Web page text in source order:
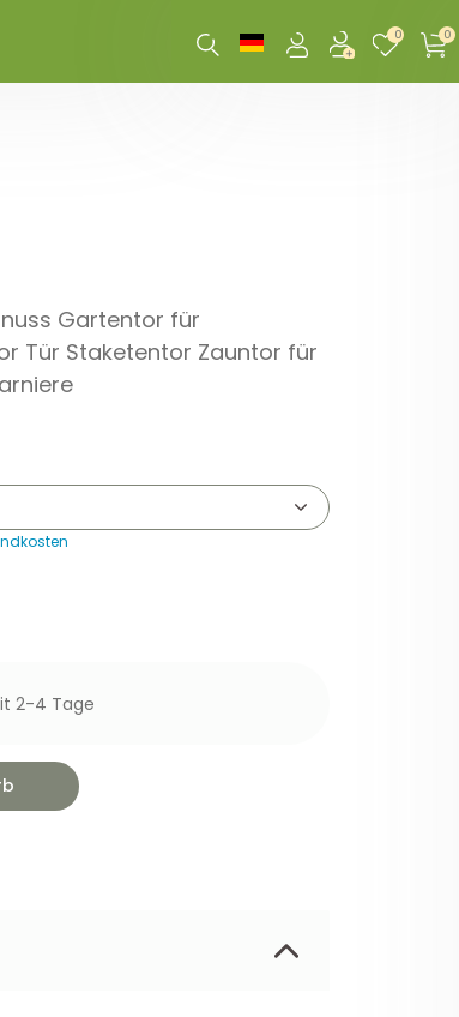
0 0
Gartentor für
Tür Staketentor Zauntor für
2-4 Tage